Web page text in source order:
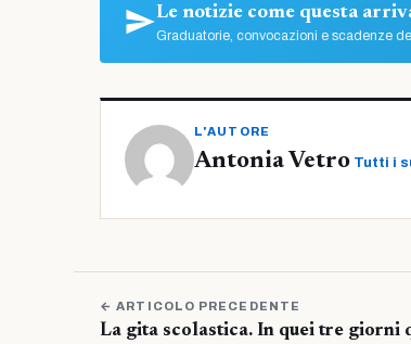
Le notizie come questa
Graduatorie, convocazioni e scadenze
L'AUTORE
Antonia Vetro Tutti i
← ARTICOLO PRECEDENTE
La gita scolastica. In quei tre giorni